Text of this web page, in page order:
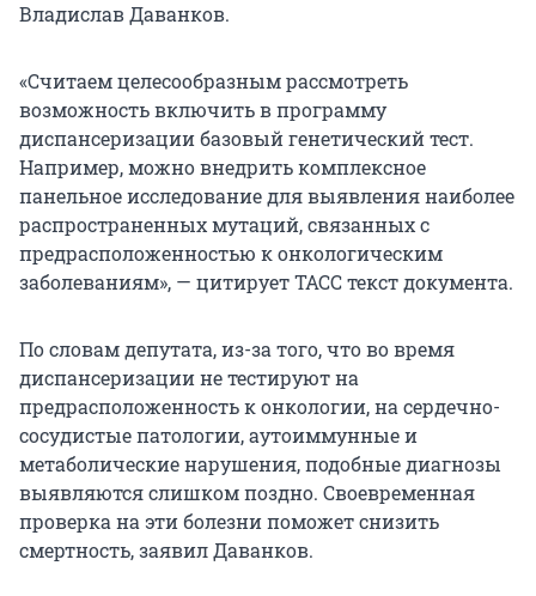
Владислав Даванков.
«Считаем целесообразным рассмотреть
возможность включить в программу
диспансеризации базовый генетический тест.
Например, можно внедрить комплексное
панельное исследование для выявления наиболее
распространенных мутаций, связанных с
предрасположенностью к онкологическим
заболеваниям», — цитирует ТАСС текст документа.
По словам депутата, из-за того, что во время
диспансеризации не тестируют на
предрасположенность к онкологии, на сердечно-
сосудистые патологии, аутоиммунные и
метаболические нарушения, подобные диагнозы
выявляются слишком поздно. Своевременная
проверка на эти болезни поможет снизить
смертность, заявил Даванков.